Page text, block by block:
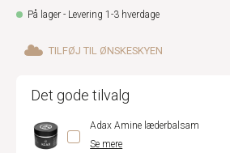
På lager - Levering 1-3 hverdage
TILFØJ TIL ØNSKESKYEN
Det gode tilvalg
Adax Amine læderbalsam
Se mere